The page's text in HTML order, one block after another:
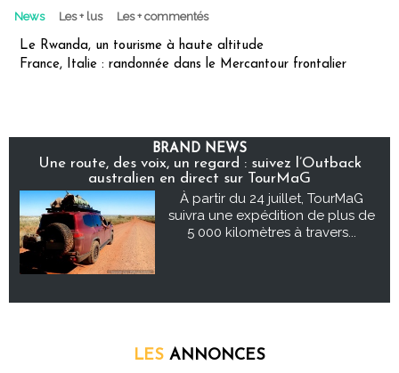
News Les + lus Les + commentés
Le Rwanda, un tourisme à haute altitude
France, Italie : randonnée dans le Mercantour frontalier
BRAND NEWS
Une route, des voix, un regard : suivez l’Outback
australien en direct sur TourMaG
À partir du 24 juillet, TourMaG
suivra une expédition de plus de
5 000 kilomètres à travers...
LES ANNONCES